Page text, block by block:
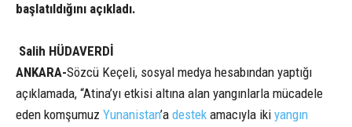
başlatıldığını açıkladı.
Salih HÜDAVERDİ
ANKARA-Sözcü Keçeli, sosyal medya hesabından yaptığı
açıklamada, “Atina’yı etkisi altına alan yangınlarla mücadele
eden komşumuz Yunanistan’a destek amacıyla iki yangın